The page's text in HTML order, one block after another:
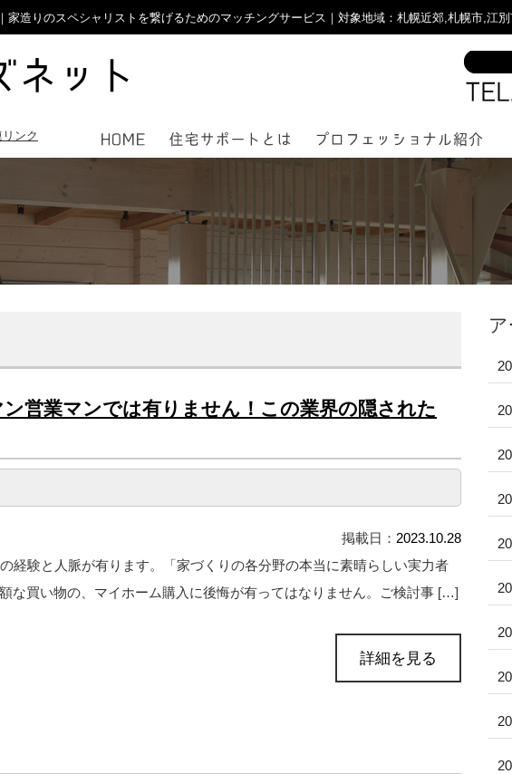
造りのスペシャリストを繋げるためのマッチングサービス｜対象地域：札幌近郊,札幌市,江
ンク
営業マンでは有りません！この業界の隠された
掲載日： 2023.10.28
経験と人脈が有ります。「家づくりの各分野の本当に素晴らしい実力者
な買い物の、マイホーム購入に後悔が有ってはなりません。ご検討事 […]
詳細を見る